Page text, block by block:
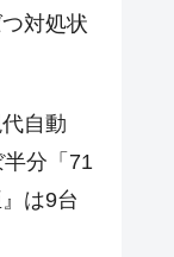
対処状
自動
分「71
は9台